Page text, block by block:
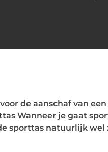
de aanschaf van
Wanneer je gaat
sporttas natuurlijk wel